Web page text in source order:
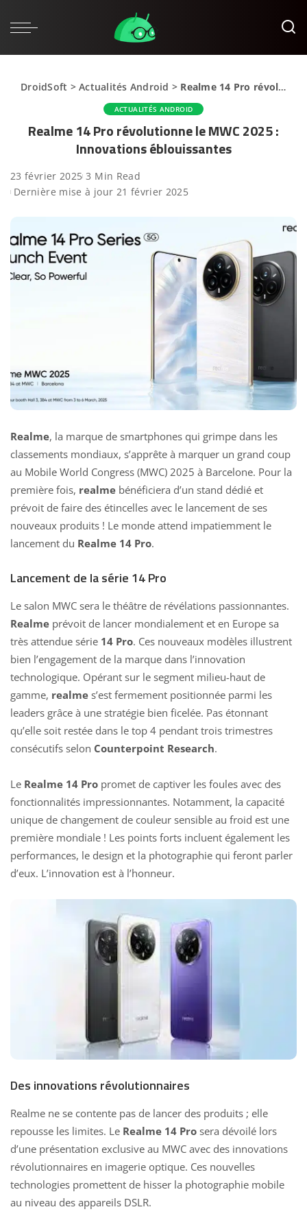
DroidSoft >Actualités Android > Realme 14 Pro révolutionne le MWC 2025 : Innovations éblouissantes
ACTUALITÉS ANDROID
Realme 14 Pro révolutionne le MWC 2025 :
Innovations éblouissantes
23 février 2025 3 Min Read
Dernière mise à jour 21 février 2025
Realme, la marque de smartphones qui grimpe dans les
classements mondiaux, s’apprête à marquer un grand coup
au Mobile World Congress (MWC) 2025 à Barcelone. Pour la
première fois, realme bénéficiera d’un stand dédié et
prévoit de faire des étincelles avec le lancement de ses
nouveaux produits ! Le monde attend impatiemment le
lancement du Realme 14 Pro.
Lancement de la série 14 Pro
Le salon MWC sera le théâtre de révélations passionnantes.
Realme prévoit de lancer mondialement et en Europe sa
très attendue série 14 Pro. Ces nouveaux modèles illustrent
bien l’engagement de la marque dans l’innovation
technologique. Opérant sur le segment milieu-haut de
gamme, realme s’est fermement positionnée parmi les
leaders grâce à une stratégie bien ficelée. Pas étonnant
qu’elle soit restée dans le top 4 pendant trois trimestres
consécutifs selon Counterpoint Research.
Le Realme 14 Pro promet de captiver les foules avec des
fonctionnalités impressionnantes. Notamment, la capacité
unique de changement de couleur sensible au froid est une
première mondiale ! Les points forts incluent également les
performances, le design et la photographie qui feront parler
d’eux. L’innovation est à l’honneur.
Des innovations révolutionnaires
Realme ne se contente pas de lancer des produits ; elle
repousse les limites. Le Realme 14 Pro sera dévoilé lors
d’une présentation exclusive au MWC avec des innovations
révolutionnaires en imagerie optique. Ces nouvelles
technologies promettent de hisser la photographie mobile
au niveau des appareils DSLR.